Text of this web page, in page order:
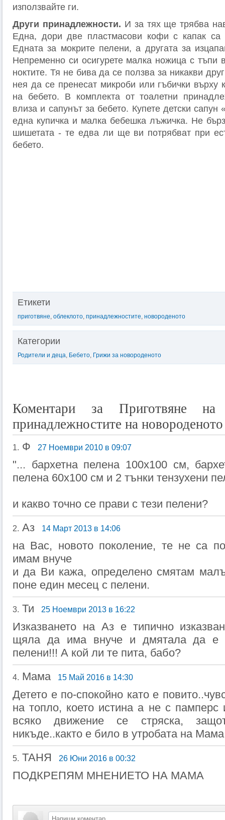
използвайте ги.
Други принадлежности. И за тях ще трябва
Една, дори две пластмасови кофи с капак са
Едната за мокрите пелени, а другата за
Непременно си осигурете малка ножица с тъпи
ноктите. Тя не бива да се ползва за никакви
нея да се пренесат микроби или гъбички върху
на бебето. В комплекта от тоалетни
влиза и сапунът за бебето. Купете детски сапун
една купичка и малка бебешка лъжичка. Не
шишетата - те едва ли ще ви потрябват при
бебето.
Етикети
приготвяне, облеклото, принадлежностите, новороденото
Категории
Родители и деца, Бебето, Грижи за новороденото
Коментари за Приготвяне
принадлежностите на новороденото
1. Ф 27 Ноември 2010 в 09:07
"... бархетна пелена 100x100 см,
пелена 60x100 см и 2 тънки тензухени
и какво точно се прави с тези пелени?
2. Аз 14 Март 2013 в 14:06
на Вас, новото поколение, те не са
имам внуче
и да Ви кажа, определено смятам
поне един месец с пелени.
3. Ти 25 Ноември 2013 в 16:22
Изказването на Аз е типично
щяла да има внуче и дмятала да е
пелени!!! А кой ли те пита, бабо?
4. Мама 15 Май 2016 в 14:30
Детето е по-спокойно като е
на топло, което истина а не с памперс
всяко движение се стряска,
никъде..както е било в утробата на
5. ТАНЯ 26 Юни 2016 в 00:32
ПОДКРЕПЯМ МНЕНИЕТО НА МАМА